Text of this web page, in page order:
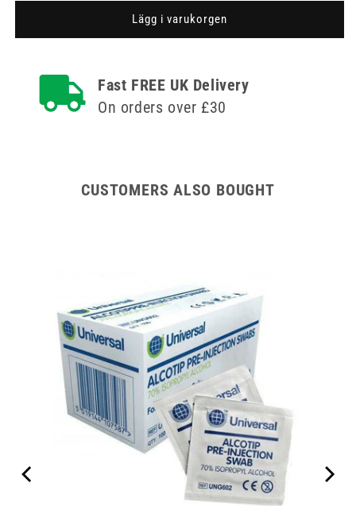
Gul
Avfall
Behållare
Sharpsafe
Gul
Avfall
Behållare
Lägg i varukorgen
Fast FREE UK Delivery
On orders over £30
CUSTOMERS ALSO BOUGHT